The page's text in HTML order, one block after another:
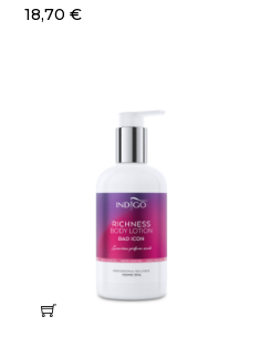
Preço
18,70 €